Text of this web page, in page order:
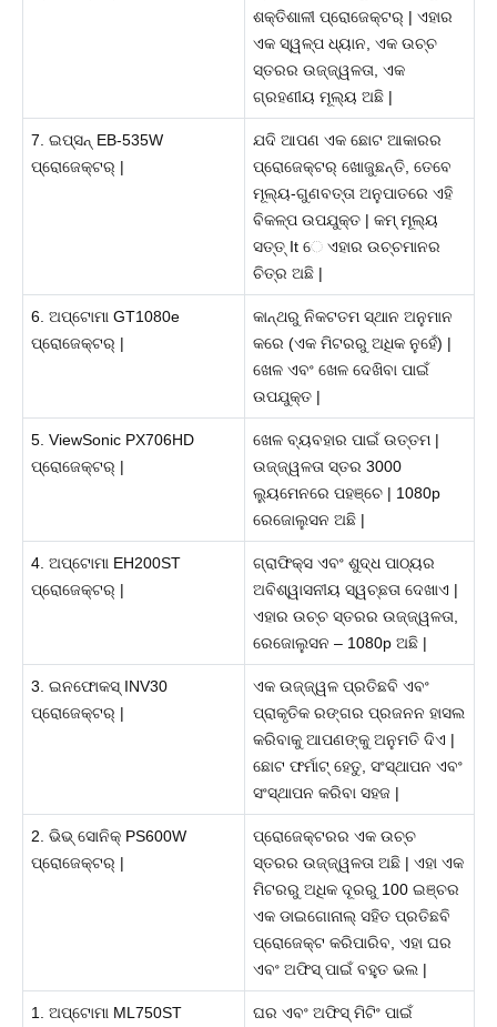
ଶକ୍ତିଶାଳୀ ପ୍ରୋଜେକ୍ଟର୍ | ଏହାର
ଏକ ସ୍ୱଳ୍ପ ଧ୍ୟାନ, ଏକ ଉଚ୍ଚ
ସ୍ତରର ଉଜ୍ଜ୍ୱଳତା, ଏକ
ଗ୍ରହଣୀୟ ମୂଲ୍ୟ ଅଛି |
7. ଇପ୍ସନ୍ EB-535W
ପ୍ରୋଜେକ୍ଟର୍ |
ଯଦି ଆପଣ ଏକ ଛୋଟ ଆକାରର
ପ୍ରୋଜେକ୍ଟର୍ ଖୋଜୁଛନ୍ତି, ତେବେ
ମୂଲ୍ୟ-ଗୁଣବତ୍ତା ଅନୁପାତରେ ଏହି
ବିକଳ୍ପ ଉପଯୁକ୍ତ | କମ୍ ମୂଲ୍ୟ
ସତ୍ତ୍ It େ ଏହାର ଉଚ୍ଚମାନର
ଚିତ୍ର ଅଛି |
6. ଅପ୍ଟୋମା GT1080e
ପ୍ରୋଜେକ୍ଟର୍ |
କାନ୍ଥରୁ ନିକଟତମ ସ୍ଥାନ ଅନୁମାନ
କରେ (ଏକ ମିଟରରୁ ଅଧିକ ନୁହେଁ) |
ଖେଳ ଏବଂ ଖେଳ ଦେଖିବା ପାଇଁ
ଉପଯୁକ୍ତ |
5. ViewSonic PX706HD
ପ୍ରୋଜେକ୍ଟର୍ |
ଖେଳ ବ୍ୟବହାର ପାଇଁ ଉତ୍ତମ |
ଉଜ୍ଜ୍ୱଳତା ସ୍ତର 3000
ଲ୍ୟୁମେନରେ ପହଞ୍ଚେ | 1080p
ରେଜୋଲୁସନ ଅଛି |
4. ଅପ୍ଟୋମା EH200ST
ପ୍ରୋଜେକ୍ଟର୍ |
ଗ୍ରାଫିକ୍ସ ଏବଂ ଶୁଦ୍ଧ ପାଠ୍ୟର
ଅବିଶ୍ୱାସନୀୟ ସ୍ୱଚ୍ଛତା ଦେଖାଏ |
ଏହାର ଉଚ୍ଚ ସ୍ତରର ଉଜ୍ଜ୍ୱଳତା,
ରେଜୋଲୁସନ – 1080p ଅଛି |
3. ଇନଫୋକସ୍ INV30
ପ୍ରୋଜେକ୍ଟର୍ |
ଏକ ଉଜ୍ଜ୍ୱଳ ପ୍ରତିଛବି ଏବଂ
ପ୍ରାକୃତିକ ରଙ୍ଗର ପ୍ରଜନନ ହାସଲ
କରିବାକୁ ଆପଣଙ୍କୁ ଅନୁମତି ଦିଏ |
ଛୋଟ ଫର୍ମାଟ୍ ହେତୁ, ସଂସ୍ଥାପନ ଏବଂ
ସଂସ୍ଥାପନ କରିବା ସହଜ |
2. ଭିଭ୍ ସୋନିକ୍ PS600W
ପ୍ରୋଜେକ୍ଟର୍ |
ପ୍ରୋଜେକ୍ଟରର ଏକ ଉଚ୍ଚ
ସ୍ତରର ଉଜ୍ଜ୍ୱଳତା ଅଛି | ଏହା ଏକ
ମିଟରରୁ ଅଧିକ ଦୂରରୁ 100 ଇଞ୍ଚର
ଏକ ଡାଇଗୋନାଲ୍ ସହିତ ପ୍ରତିଛବି
ପ୍ରୋଜେକ୍ଟ କରିପାରିବ, ଏହା ଘର
ଏବଂ ଅଫିସ୍ ପାଇଁ ବହୁତ ଭଲ |
1. ଅପ୍ଟୋମା ML750ST
ଘର ଏବଂ ଅଫିସ୍ ମିଟିଂ ପାଇଁ